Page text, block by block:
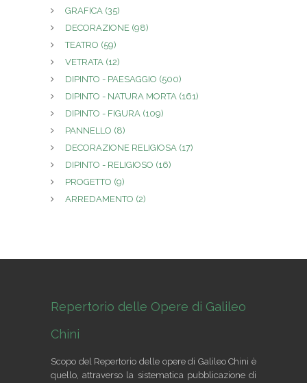
GRAFICA (35)
DECORAZIONE (98)
TEATRO (59)
VETRATA (12)
DIPINTO - PAESAGGIO (500)
DIPINTO - NATURA MORTA (161)
DIPINTO - FIGURA (109)
PANNELLO (8)
DECORAZIONE RELIGIOSA (17)
DIPINTO - RELIGIOSO (16)
PROGETTO (9)
ARREDAMENTO (2)
Repertorio delle Opere di Galileo
Chini
Scopo del Repertorio delle opere di Galileo Chini è
quello, attraverso la sistematica pubblicazione di